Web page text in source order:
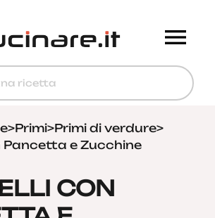
>Primi>Primi di verdure>
e Zucchine
CON